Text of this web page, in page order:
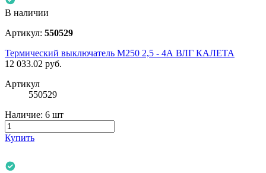
В наличии
Артикул: 550529
Термический выключатель М250 2,5 - 4А ВЛГ КАЛЕТА
12 033.02 руб.
Артикул
550529
Наличие: 6 шт
Купить